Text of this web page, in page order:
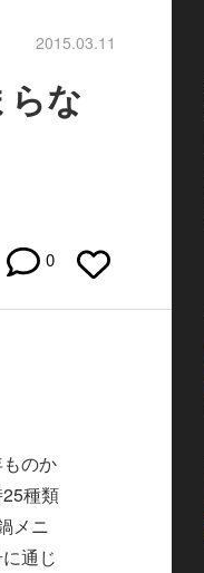
2015.03.11
な
0
のか
種類
メニ
通じ